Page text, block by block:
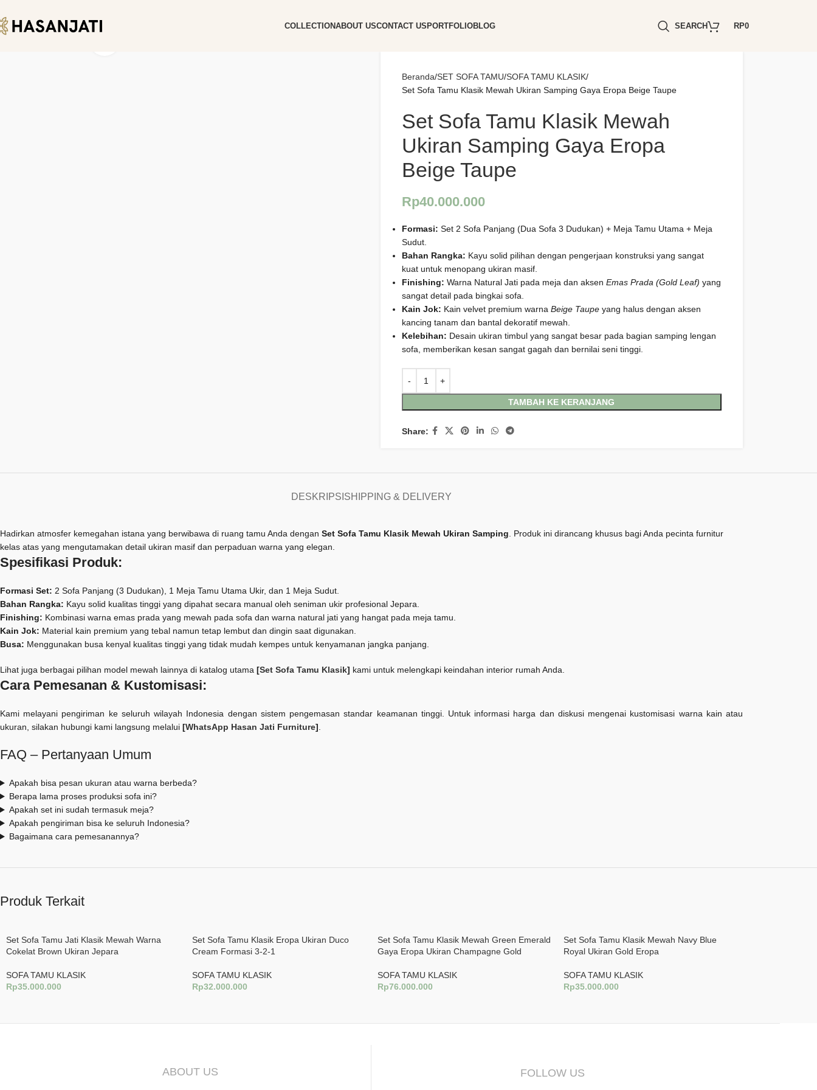
COLLECTIONABOUT USCONTACT US PORTFOLIOBLOG SEARCH RP0
Beranda SET SOFA TAMU SOFA TAMU KLASIK
Set Sofa Tamu Klasik Mewah Ukiran Samping Gaya Eropa Beige Taupe
Set Sofa Tamu Klasik Mewah
Ukiran Samping Gaya Eropa
Beige Taupe
Rp40.000.000
Formasi: Set 2 Sofa Panjang (Dua Sofa 3 Dudukan) + Meja Tamu Utama + Meja
Sudut.
Bahan Rangka: Kayu solid pilihan dengan pengerjaan konstruksi yang sangat
kuat untuk menopang ukiran masif.
Finishing: Warna Natural Jati pada meja dan aksen Emas Prada (Gold Leaf) yang
sangat detail pada bingkai sofa.
Kain Jok: Kain velvet premium warna Beige Taupeyang halus dengan aksen
kancing tanam dan bantal dekoratif mewah.
Kelebihan: Desain ukiran timbul yang sangat besar pada bagian samping lengan
sofa, memberikan kesan sangat gagah dan bernilai seni tinggi.
TAMBAH KE KERANJANG
Share:
DESKRIPSI SHIPPING & DELIVERY
Hadirkan atmosfer kemegahan istana yang berwibawa di ruang tamu Anda dengan Set Sofa Tamu Klasik Mewah Ukiran Samping . Produk ini dirancang khusus bagi Anda pecinta furnitur
kelas atas yang mengutamakan detail ukiran masif dan perpaduan warna yang elegan.
Spesifikasi Produk:
Formasi Set: 2 Sofa Panjang (3 Dudukan), 1 Meja Tamu Utama Ukir, dan 1 Meja Sudut.
Bahan Rangka: Kayu solid kualitas tinggi yang dipahat secara manual oleh seniman ukir profesional Jepara.
Finishing: Kombinasi warna emas prada yang mewah pada sofa dan warna natural jati yang hangat pada meja tamu.
Kain Jok: Material kain premium yang tebal namun tetap lembut dan dingin saat digunakan.
Busa: Menggunakan busa kenyal kualitas tinggi yang tidak mudah kempes untuk kenyamanan jangka panjang.
Lihat juga berbagai pilihan model mewah lainnya di katalog utama [Set Sofa Tamu Klasik] kami untuk melengkapi keindahan interior rumah Anda.
Cara Pemesanan & Kustomisasi:
Kami melayani pengiriman ke seluruh wilayah Indonesia dengan sistem pengemasan standar keamanan tinggi. Untuk informasi harga dan diskusi mengenai kustomisasi warna kain atau
ukuran, silakan hubungi kami langsung melalui [WhatsApp Hasan Jati Furniture]
FAQ – Pertanyaan Umum
Apakah bisa pesan ukuran atau warna berbeda?
Berapa lama proses produksi sofa ini?
Apakah set ini sudah termasuk meja?
Apakah pengiriman bisa ke seluruh Indonesia?
Bagaimana cara pemesanannya?
Produk Terkait
Set Sofa Tamu Jati Klasik Mewah Warna
Cokelat Brown Ukiran Jepara
SOFA TAMU KLASIK
Rp35.000.000
Set Sofa Tamu Klasik Eropa Ukiran Duco
Cream Formasi 3-2-1
SOFA TAMU KLASIK
Rp32.000.000
Set Sofa Tamu Klasik Mewah Green Emerald
Gaya Eropa Ukiran Champagne Gold
SOFA TAMU KLASIK
Rp76.000.000
Set Sofa Tamu Klasik Mewah Navy Blue
Royal Ukiran Gold Eropa
SOFA TAMU KLASIK
Rp35.000.000
ABOUT US FOLLOW US